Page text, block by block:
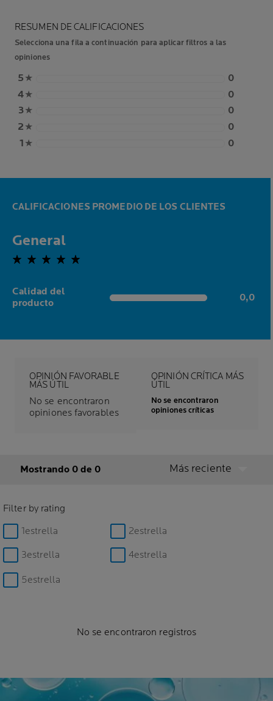
RESUMEN DE CALIFICACIONES
Selecciona una fila a continuación para aplicar filtros a las
opiniones
5 ★
0
4★
0
3★
0
2 ★
0
1 ★ 0
CALIFICACIONES PROMEDIO DE LOS CLIENTES
General
0,0 out of 5 stars
Calidad del
producto
0,0 out of 5 stars 0,0
OPINIÓN FAVORABLE
MÁS ÚTIL
No se encontraron
opiniones favorables
OPINIÓN CRÍTICA MÁS
ÚTIL
No se encontraron
opiniones críticas
Mostrando 0 de 0 Más reciente
Filter by rating
1estrella
2estrella
3estrella 4estrella
5estrella
No se encontraron registros